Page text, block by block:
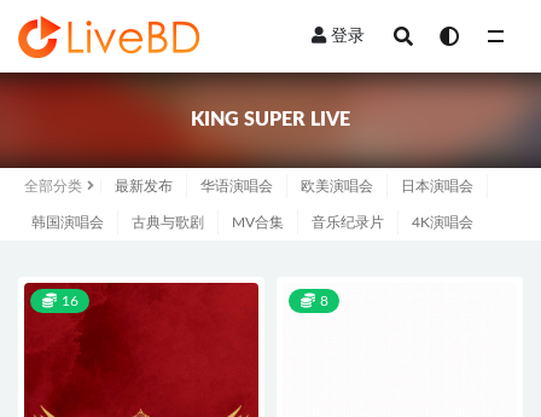
登录
KING SUPER LIVE
全部分类 最新发布 华语演唱会 欧美演唱会 日本演唱会
韩国演唱会 古典与歌剧 MV合集 音乐纪录片 4K演唱会
16 8